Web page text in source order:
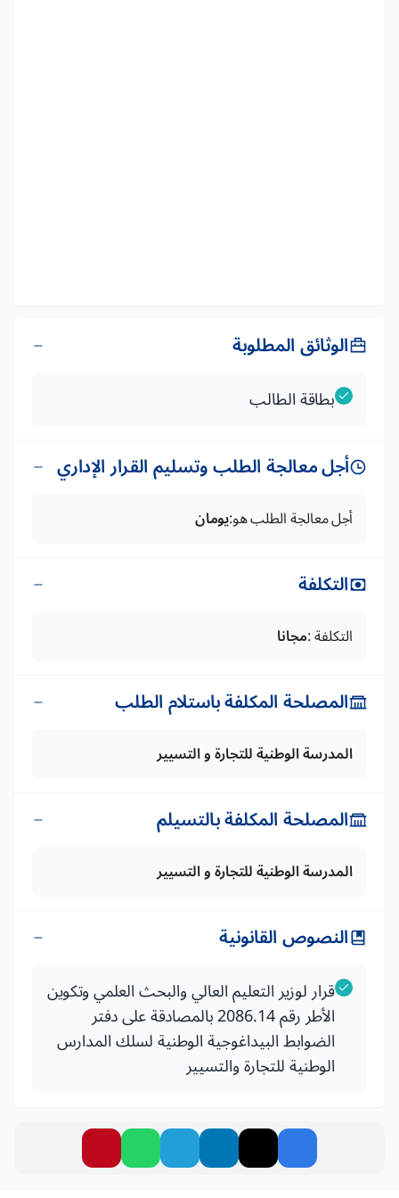
الوثائق المطلوبة
بطاقة الطالب
أجل معالجة الطلب وتسليم القرار الإداري
أجل معالجة الطلب هو:يومان
التكلفة
التكلفة :مجانا
المصلحة المكلفة باستلام الطلب
المدرسة الوطنية للتجارة و التسيير
المصلحة المكلفة بالتسيلم
المدرسة الوطنية للتجارة و التسيير
النصوص القانونية
قرار لوزير التعليم العالي والبحث العلمي وتكوين
الأطر رقم 2086.14 بالمصادقة على دفتر
الضوابط البيداغوجية الوطنية لسلك المدارس
الوطنية للتجارة والتسيير